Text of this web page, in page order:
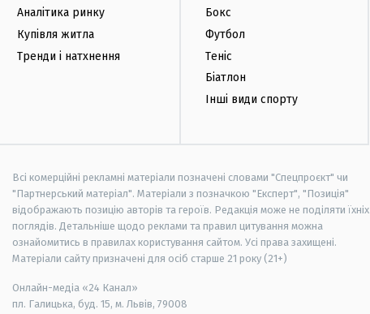
Аналітика ринку
Купівля житла
Тренди і натхнення
Бокс
Футбол
Теніс
Біатлон
Інші види спорту
Всі комерційні рекламні матеріали позначені словами "Спецпроєкт" чи
"Партнерський матеріал". Матеріали з позначкою "Експерт", "Позиція"
відображають позицію авторів та героїв. Редакція може не поділяти їхніх
поглядів. Детальніше щодо реклами та правил цитування можна
ознайомитись в правилах користування сайтом. Усі права захищені.
Матеріали сайту призначені для осіб старше 21 року (21+)
Онлайн-медіа «24 Канал»
пл. Галицька, буд. 15, м. Львів, 79008